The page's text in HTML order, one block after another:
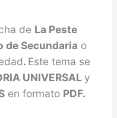
de La Peste
de Secundaria o
. Este tema se
UNIVERSAL y
en formato PDF.